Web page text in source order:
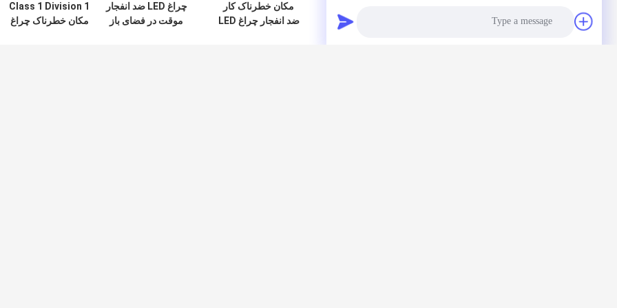
منطقه خطرناک
مکان خطرناک کار
ضد انفجار چراغ LED
چراغ LED ضد انفجار
موقت در فضای باز
Class 1 Division 1
مکان خطرناک چراغ